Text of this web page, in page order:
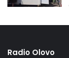
Radio Olovo